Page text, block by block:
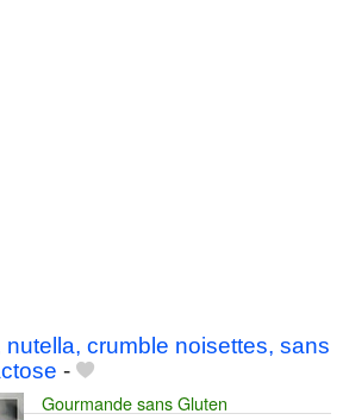
crumble noisettes, sans
-
Gourmande sans Gluten